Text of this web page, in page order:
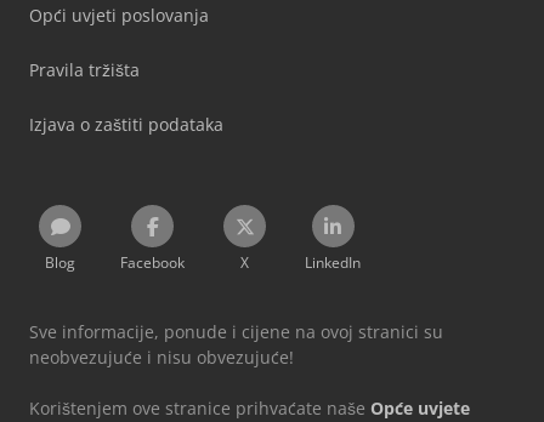
Opći uvjeti poslovanja
Pravila tržišta
Izjava o zaštiti podataka
Blog Facebook X LinkedIn
Sve informacije, ponude i cijene na ovoj stranici su
neobvezujuće i nisu obvezujuće!
Korištenjem ove stranice prihvaćate naše Opće uvjete